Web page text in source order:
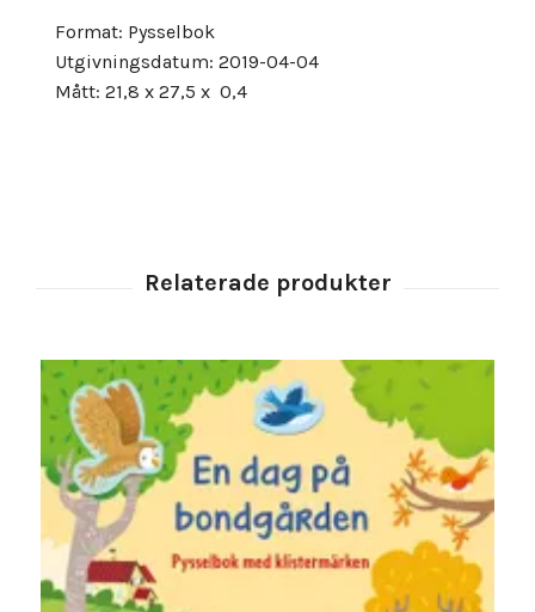
Format: Pysselbok
Utgivningsdatum: 2019-04-04
Mått: 21,8 x 27,5 x 0,4